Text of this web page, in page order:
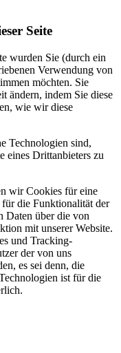
Seite
wurden Sie (durch ein
Verwendung von
möchten. Sie
ändern, indem Sie diese
wie wir diese
Technologien sind,
eines Drittanbieters zu
wir Cookies für eine
die Funktionalität der
Daten über die von
mit unserer Website.
und Tracking-
der von uns
es sei denn, die
ist für die